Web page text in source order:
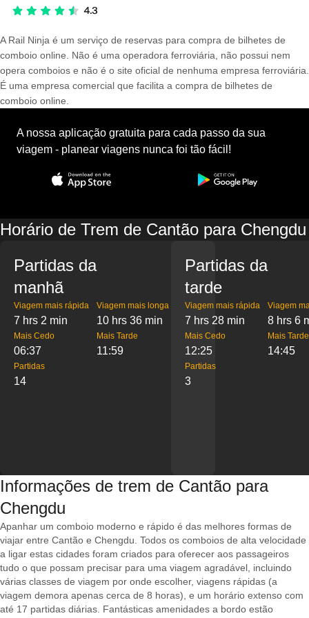
A Rail Ninja é um serviço de reservas para compra de bilhetes de
comboio online. Não é uma operadora ferroviária, não possui nem
opera comboios e não é o site oficial de nenhuma empresa ferroviária.
É uma empresa comercial que facilita a compra de bilhetes de
comboio online.
A nossa aplicação gratuita para cada passo da sua
viagem - planear viagens nunca foi tão fácil!
Horário de Trem de Cantão para Chengdu
Partidas da
manhã
Viagem mais rápida
7 hrs 2 min
Viagem mais longa
10 hrs 36 min
Mais Cedo
06:37
Mais Tarde
11:59
Partidas
14
Partidas da
tarde
Viagem mais rápida
7 hrs 28 min
Viagem
8 hrs 6
Mais Cedo
12:25
Mais Tarde
14:45
Partidas
3
Informações de trem de Cantão para
Chengdu
Apanhar um comboio moderno e rápido é das melhores formas de
viajar entre Cantão e Chengdu. Todos os comboios de alta velocidade
a ligar estas cidades foram criados para oferecer aos passageiros
tudo o que possam precisar para uma viagem agradável, incluindo
várias classes de viagem por onde escolher, viagens rápidas (a
viagem demora apenas cerca de 8 horas), e um horário extenso com
até 17 partidas diárias. Fantásticas amenidades a bordo estão